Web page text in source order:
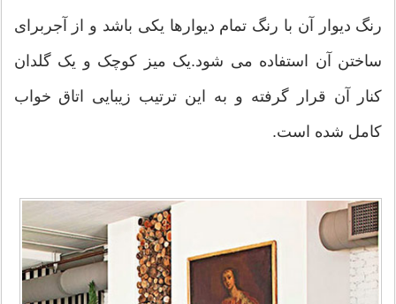
رنگ دیوار آن با رنگ تمام دیوارها یکی باشد و از آجربرای
ساختن آن استفاده می شود.یک میز کوچک و یک گلدان
کنار آن قرار گرفته و به این ترتیب زیبایی اتاق خواب
کامل شده است.